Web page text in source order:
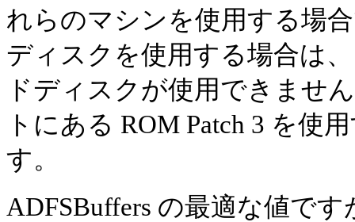
れらのマシンを使用する場
ディスクを使用する場合は
ドディスクが使用できませ
トにある ROM Patch 3 を使
す。
ADFSBuffers の最適な値で